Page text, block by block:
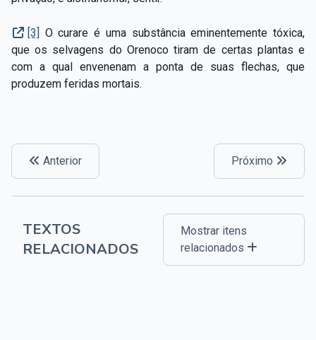
[3] O curare é uma substância eminentemente tóxica,
que os selvagens do Orenoco tiram de certas plantas e
com a qual envenenam a ponta de suas flechas, que
produzem feridas mortais.
Anterior Próximo
TEXTOS
RELACIONADOS
Mostrar itens
relacionados